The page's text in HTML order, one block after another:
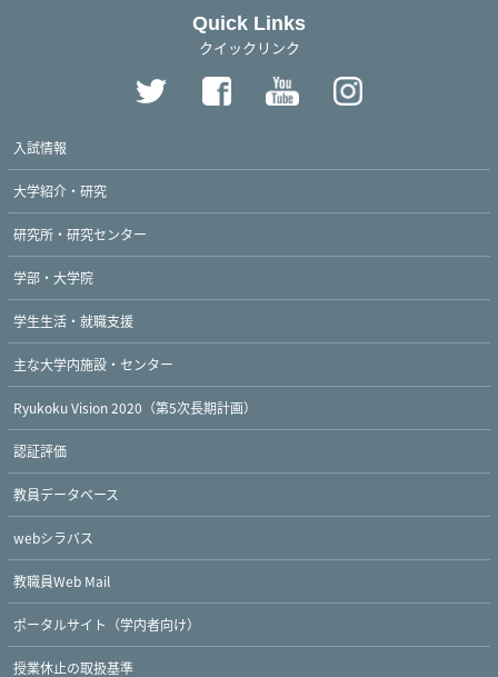
Quick Links
クイックリンク
入試情報
大学紹介・研究
研究所・研究センター
学部・大学院
学生生活・就職支援
主な大学内施設・センター
Ryukoku Vision 2020（第5次長期計画）
認証評価
教員データベース
webシラバス
教職員Web Mail
ポータルサイト（学内者向け）
授業休止の取扱基準